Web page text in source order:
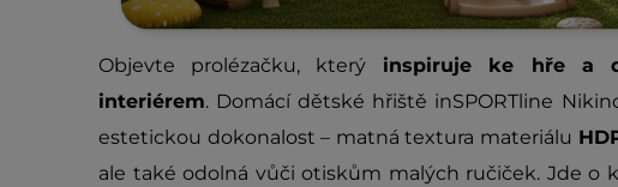
Objevte prolézačku, který inspiruje ke hře a
interiérem. Domácí dětské hřiště inSPORTline
estetickou dokonalost – matná textura materiálu
ale také odolná vůči otiskům malých ručiček. Jde o